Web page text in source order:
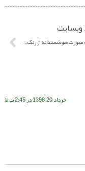
۲۳ برند که به صورت هوشمندانه از رنگ‌ها در لوگو خود استفاده کرده‌اند